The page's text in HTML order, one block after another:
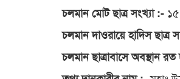
চলমান মোট ছাত্র সংখ্যা :-
চলমান দাওরায়ে হাদিস ছাত্র
চলমান ছাত্রাবাসে অবস্থান রত